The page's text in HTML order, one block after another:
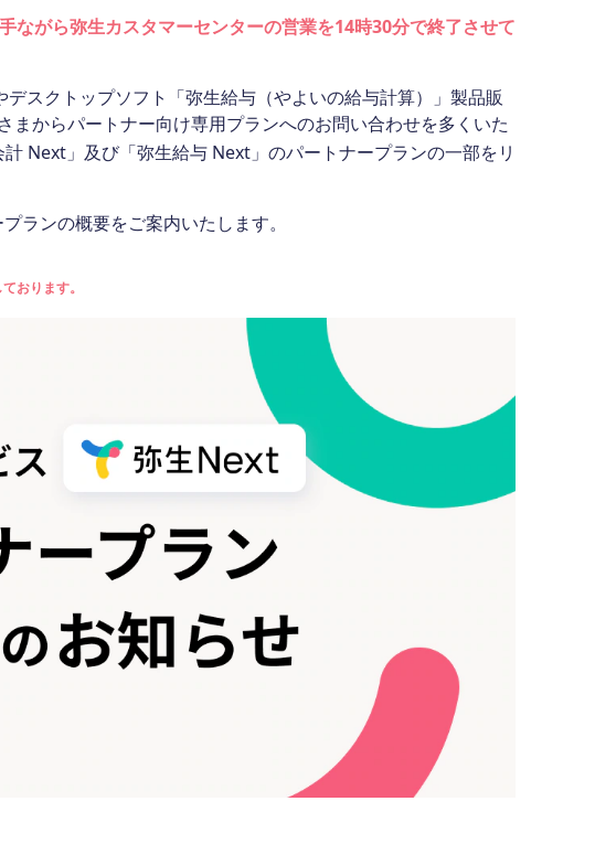
ながら弥生カスタマーセンターの営業を14時30分で終了させて
スクトップソフト「弥生給与（やよいの給与計算）」製品販
からパートナー向け専用プランへのお問い合わせを多くいた
計 Next」及び「弥生給与 Next」のパートナープランの一部をリ
ランの概要をご案内いたします。
おります。